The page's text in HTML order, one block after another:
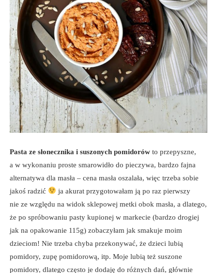
Pasta ze słonecznika i suszonych pomidorów to przepyszne,
a w wykonaniu proste smarowidło do pieczywa, bardzo fajna
alternatywa dla masła – cena masła oszalała, więc trzeba sobie
jakoś radzić
ja akurat przygotowałam ją po raz pierwszy
nie ze względu na widok sklepowej metki obok masła, a dlatego,
że po spróbowaniu pasty kupionej w markecie (bardzo drogiej
jak na opakowanie 115g) zobaczyłam jak smakuje moim
dzieciom! Nie trzeba chyba przekonywać, że dzieci lubią
pomidory, zupę pomidorową, itp. Moje lubią też suszone
pomidory, dlatego często je dodaję do różnych dań, głównie